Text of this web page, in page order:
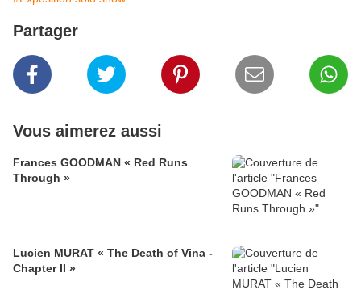
Partager
Vous aimerez aussi
Frances GOODMAN « Red Runs
Through »
Lucien MURAT « The Death of Vina -
Chapter II »